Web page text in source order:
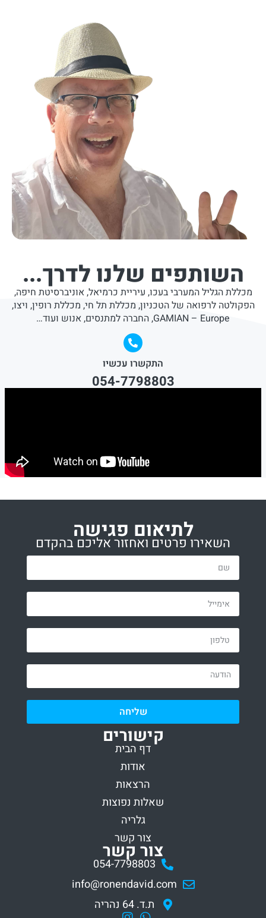
השותפים שלנו לדרך...
מכללת הגליל המערבי בעכו, עיריית כרמיאל, אוניברסיטת חיפה,
הפקולטה לרפואה של הטכניון, מכללת תל חי, מכללת רופין, ויצו,
GAMIAN – Europe, החברה למתנסים, אנוש ועוד…
התקשרו עכשיו
054-7798803
לתיאום פגישה
השאירו פרטים ואחזור אליכם בהקדם
שליחה
קישורים
דף הבית
אודות
הרצאות
שאלות נפוצות
גלריה
צור קשר
צור קשר
054-7798803
info@ronendavid.com
ת.ד. 64 נהריה